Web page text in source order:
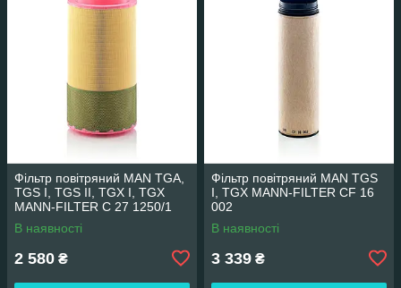
Фільтр повітряний MAN TGA,
TGS I, TGS II, TGX I, TGX
MANN-FILTER C 27 1250/1
В наявності
2 580 ₴
Фільтр повітряний MAN TGS
I, TGX MANN-FILTER CF 16
002
В наявності
3 339 ₴